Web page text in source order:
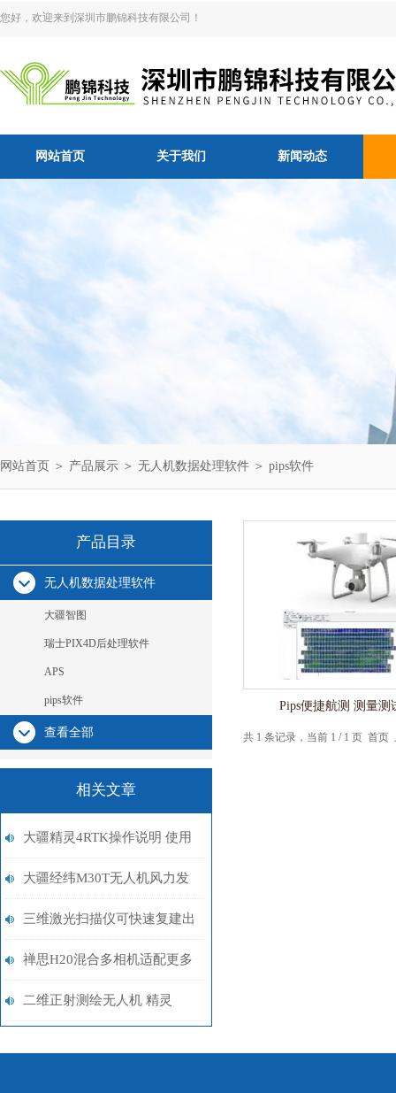
您好，欢迎来到深圳市鹏锦科技有限公司！
网站首页 关于我们 新闻动态
网站首页 ＞ 产品展示 ＞ 无人机数据处理软件 ＞ pips软件
产品目录
无人机数据处理软件
大疆智图
瑞士PIX4D后处理软件
APS
pips软件
查看全部
相关文章
大疆精灵4RTK操作说明 使用
性能
大疆经纬M30T无人机风力发
电设备巡检案例
三维激光扫描仪可快速复建出
云模型
禅思H20混合多相机适配更多
领域
二维正射测绘无人机 精灵
Pips便捷航测 测量测
共 1 条记录，当前 1 / 1 页 首